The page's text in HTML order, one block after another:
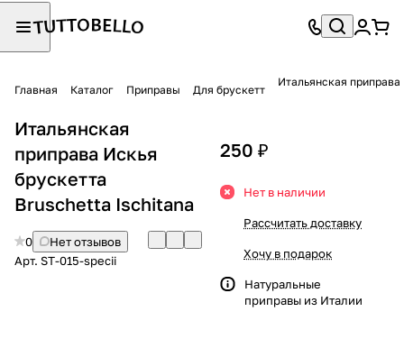
Главная Каталог Приправы Для брускетт
Итальянская
Итальянская
приправа Искья
брускетта
Bruschetta Ischitana
0
Нет отзывов
Арт. ST-015-specii
250 ₽
Нет в наличии
Рассчитать доставку
Хочу в подарок
Натуральные
приправы из Италии